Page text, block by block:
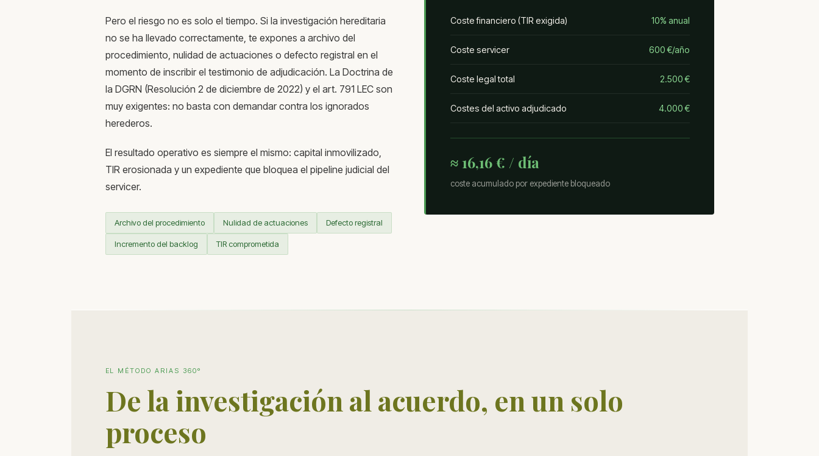
Pero el riesgo no es solo el tiempo. Si la investigación hereditaria
no se ha llevado correctamente, te expones a archivo del
procedimiento, nulidad de actuaciones o defecto registral en el
momento de inscribir el testimonio de adjudicación. La Doctrina de
la DGRN (Resolución 2 de diciembre de 2022) y el art. 791 LEC son
muy exigentes: no basta con demandar contra los ignorados
herederos.
El resultado operativo es siempre el mismo: capital inmovilizado,
TIR erosionada y un expediente que bloquea el pipeline judicial del
servicer.
Archivo del procedimiento Nulidad de actuaciones Defecto registral
Incremento del backlog TIR comprometida
Coste financiero (TIR exigida) 10% anual
Coste servicer 600 €/año
Coste legal total 2.500 €
Costes del activo adjudicado 4.000 €
≈ 16,16 € / día
coste acumulado por expediente bloqueado
EL MÉTODO ARIAS 360º
De la investigación al acuerdo, en un solo
proceso